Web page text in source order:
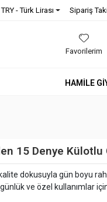
TRY - Türk Lirası Sipariş
Favorilerim
HAMİLE
15 Denye Külotlu
dokusuyla gün boyu
ve özel kullanımlar